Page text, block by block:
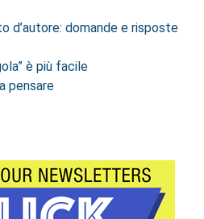
d’autore: domande e risposte
è più facile
pensare